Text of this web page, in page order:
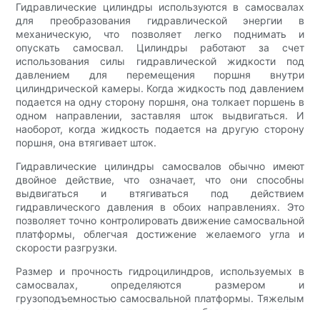
Гидравлические цилиндры используются в самосвалах
для преобразования гидравлической энергии в
механическую, что позволяет легко поднимать и
опускать самосвал. Цилиндры работают за счет
использования силы гидравлической жидкости под
давлением для перемещения поршня внутри
цилиндрической камеры. Когда жидкость под давлением
подается на одну сторону поршня, она толкает поршень в
одном направлении, заставляя шток выдвигаться. И
наоборот, когда жидкость подается на другую сторону
поршня, она втягивает шток.
Гидравлические цилиндры самосвалов обычно имеют
двойное действие, что означает, что они способны
выдвигаться и втягиваться под действием
гидравлического давления в обоих направлениях. Это
позволяет точно контролировать движение самосвальной
платформы, облегчая достижение желаемого угла и
скорости разгрузки.
Размер и прочность гидроцилиндров, используемых в
самосвалах, определяются размером и
грузоподъемностью самосвальной платформы. Тяжелым